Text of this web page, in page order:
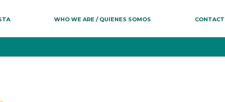
WHO WE ARE / QUIENES SOMOS